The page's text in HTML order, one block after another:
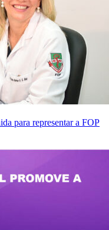
para representar a FOP